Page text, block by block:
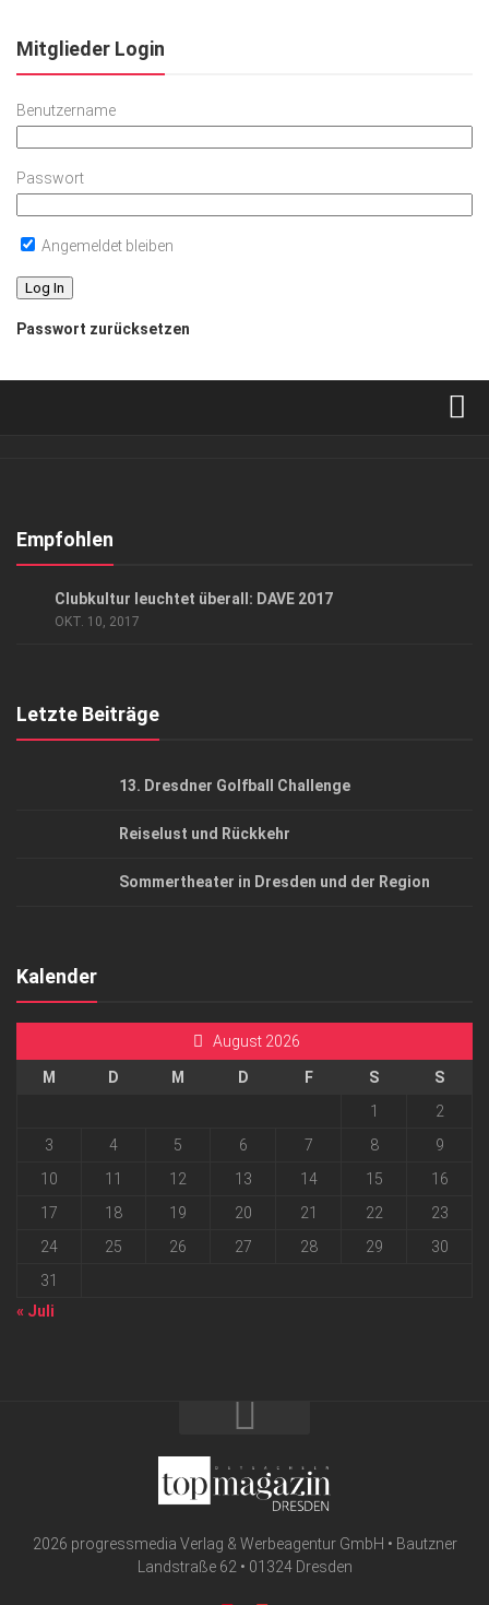
Mitglieder Login
Benutzername
Passwort
Angemeldet bleiben
Passwort zurücksetzen
Kontakt, Impressum
Empfohlen
Clubkultur leuchtet überall: DAVE 2017
OKT. 10, 2017
Letzte Beiträge
13. Dresdner Golfball Challenge
Reiselust und Rückkehr
Sommertheater in Dresden und der Region
Kalender
August 2026
M D M D F S
S
1
2
3
4 5 6 7 8
9
10
11 12 13 14 15
16
17
18 19 20 21 22
23
24
25 26 27 28 29
30
31
« Juli
2026 progressmedia Verlag & Werbeagentur GmbH • Bautzner
Landstraße 62 • 01324 Dresden